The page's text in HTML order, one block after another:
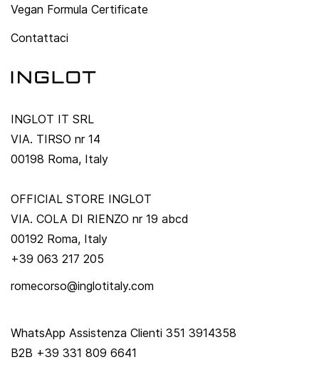
Vegan Formula Certificate
Contattaci
INGLOT IT SRL
VIA. TIRSO nr 14
00198 Roma, Italy
OFFICIAL STORE INGLOT
VIA. COLA DI RIENZO nr 19 abcd
00192 Roma, Italy
+39 063 217 205
romecorso@inglotitaly.com
WhatsApp Assistenza Clienti 351 3914358
B2B +39 331 809 6641